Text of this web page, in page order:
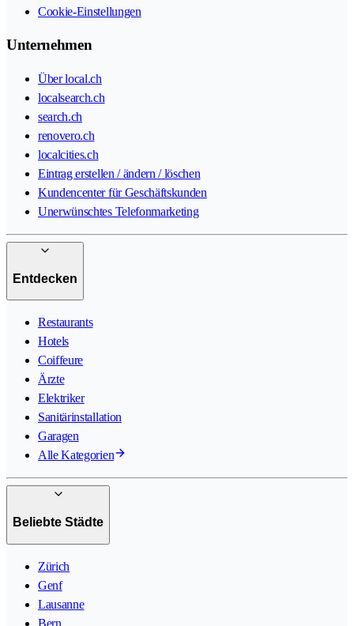
Cookie-Einstellungen
Unternehmen
Über local.ch
localsearch.ch
search.ch
renovero.ch
localcities.ch
Eintrag erstellen / ändern / löschen
Kundencenter für Geschäftskunden
Unerwünschtes Telefonmarketing
Entdecken
Restaurants
Hotels
Coiffeure
Ärzte
Elektriker
Sanitärinstallation
Garagen
Alle Kategorien
Beliebte Städte
Zürich
Genf
Lausanne
Bern